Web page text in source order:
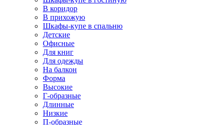
В коридор
В прихожую
Шкафы-купе в спальню
Детские
Офисные
Для книг
Для одежды
На балкон
Форма
Высокие
Г-образные
Длинные
Низкие
П-образные